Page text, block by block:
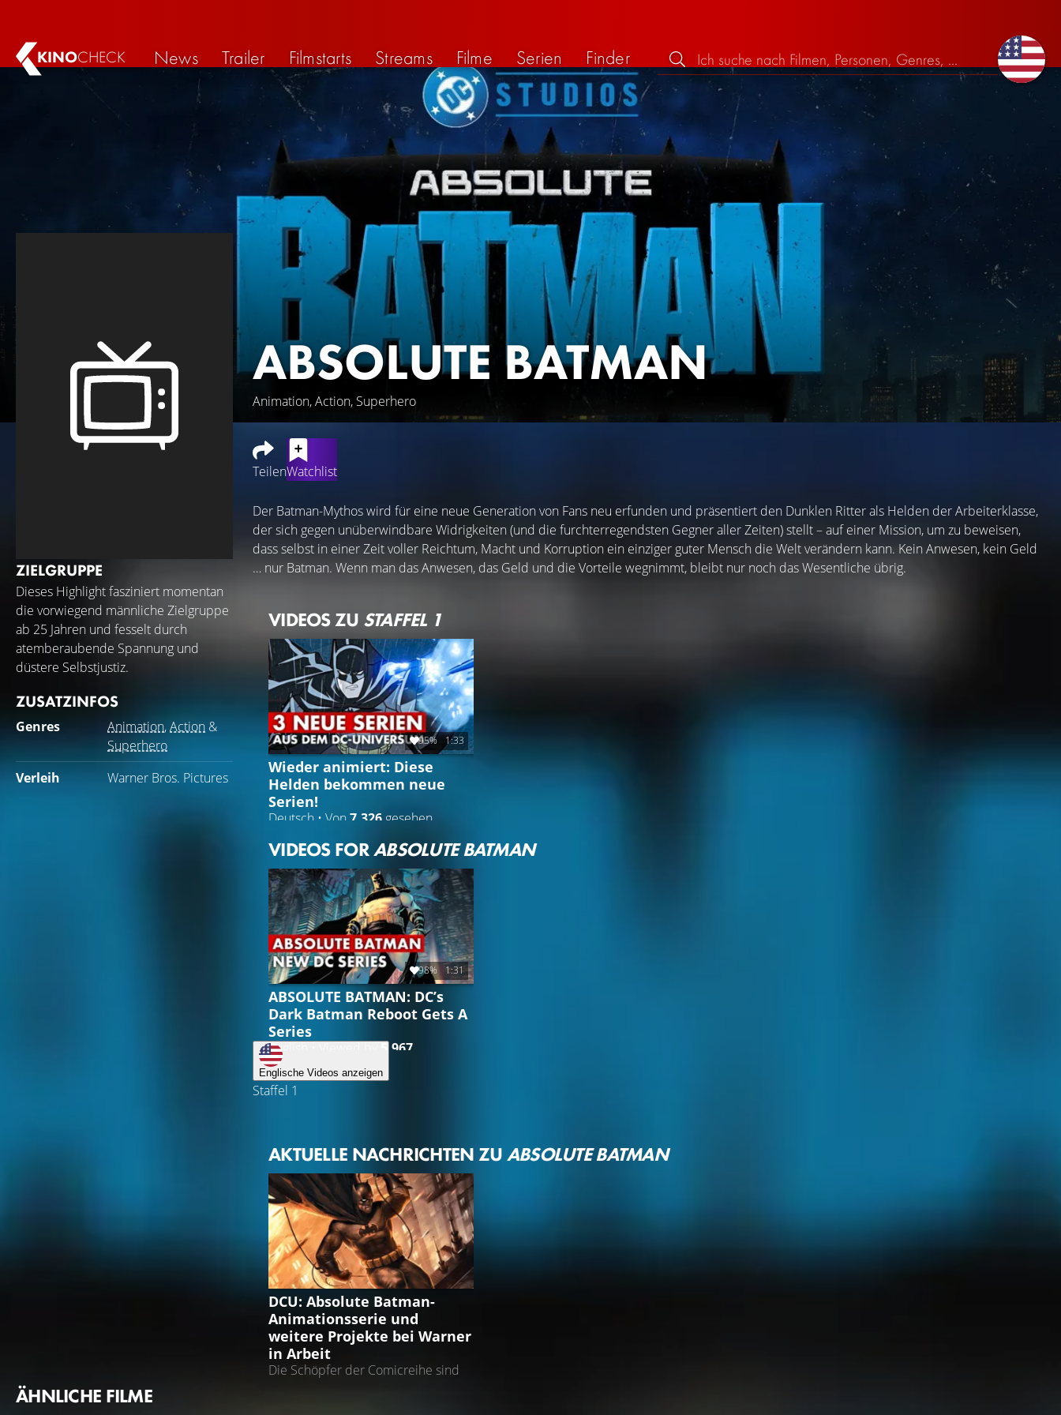
KINOCHECK News Trailer Filmstarts Streams Filme Serien Finder
ABSOLUTE BATMAN
Animation, Action, Superhero
ZIELGRUPPE
Dieses Highlight fasziniert momentan
die vorwiegend männliche Zielgruppe
ab 25 Jahren und fesselt durch
atemberaubende Spannung und
düstere Selbstjustiz.
ZUSATZINFOS
Genres Animation,Action &
Superhero
Verleih
Warner Bros. Pictures
TeilenWatchlist
Der Batman-Mythos wird für eine neue Generation von Fans neu erfunden und präsentiert den Dunklen Ritter als Helden der Arbeiterklasse,
der sich gegen unüberwindbare Widrigkeiten (und die furchterregendsten Gegner aller Zeiten) stellt – auf einer Mission, um zu beweisen,
dass selbst in einer Zeit voller Reichtum, Macht und Korruption ein einziger guter Mensch die Welt verändern kann. Kein Anwesen, kein Geld
… nur Batman. Wenn man das Anwesen, das Geld und die Vorteile wegnimmt, bleibt nur noch das Wesentliche übrig.
VIDEOS ZU STAFFEL 1
95% 1:33
Wieder animiert: Diese
Helden bekommen neue
Serien!
Deutsch • Von7.326 gesehen
VIDEOS FORABSOLUTE BATMAN
98% 1:31
ABSOLUTE BATMAN: DC’s
Dark Batman Reboot Gets A
Series
English • Viewed by 5.967
Englische Videos anzeigen
Staffel 1
AKTUELLE NACHRICHTEN ZUABSOLUTE BATMAN
ABSOLUTE BATMAN
DCU: Absolute Batman-
Animationsserie und
weitere Projekte bei Warner
in Arbeit
Die Schöpfer der Comicreihe sind
ÄHNLICHE FILME